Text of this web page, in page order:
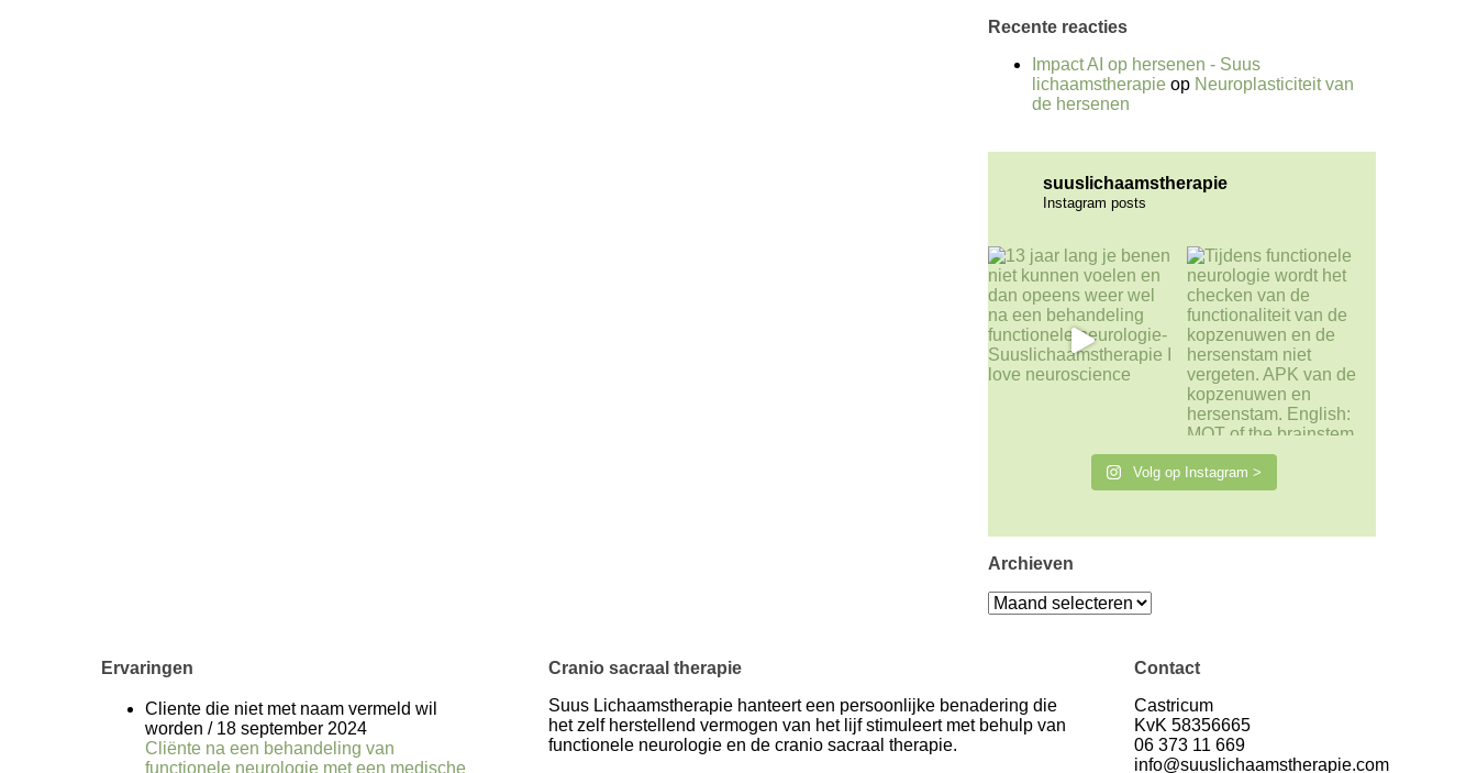
Recente reacties
Impact AI op hersenen - Suus
lichaamstherapieop Neuroplasticiteit van
de hersenen
suuslichaamstherapie
Instagram posts
Volg op Instagram >
Archieven
Archieven
Ervaringen
Cliente die niet met naam vermeld wil
worden / 18 september 2024
Cliënte na een behandeling van
functionele neurologie met een medische
Cranio sacraal therapie
Suus Lichaamstherapie hanteert een persoonlijke benadering die
het zelf herstellend vermogen van het lijf stimuleert met behulp van
functionele neurologie en de cranio sacraal therapie.
Contact
Castricum
KvK 58356665
06 373 11 669
info@suuslichaamstherapie.com